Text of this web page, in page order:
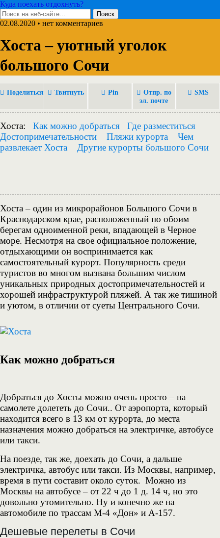
Куда поехать отдохнуть?
02.08.2020 • нет комментариев
Хоста – уютный уголок
большого Сочи
Поделиться Твитнуть Pin
Отпр. по
эл. почте
SMS
Хоста: Как можно добраться
Где разместиться
Достопримечательности
Пляжи курорта
Чем
развлекает Хоста
Другие курорты большого Сочи
Хоста – один из микрорайонов Большого Сочи в
Краснодарском крае, расположенный по обоим
берегам одноименной реки, впадающей в Черное
море. Несмотря на свое официальное положение,
отдыхающими он воспринимается как
самостоятельный курорт. Популярность среди
туристов во многом вызвана большим числом
уникальных природных достопримечательностей и
хорошей инфраструктурой пляжей. А так же тишиной
и уютом, в отличии от суеты Центрального Сочи.
Как можно добраться
Добраться до Хосты можно очень просто – на
самолете долететь до Сочи.. От аэропорта, который
находится всего в 13 км от курорта, до места
назначения можно добраться на электричке, автобусе
или такси.
На поезде, так же, доехать до Сочи, а дальше
электричка, автобус или такси. Из Москвы, например,
время в пути составит около суток. Можно из
Москвы на автобусе – от 22 ч до 1 д. 14 ч, но это
довольно утомительно. Ну и конечно же на
автомобиле по трассам М-4 «Дон» и А-157.
Дешевые перелеты в Сочи